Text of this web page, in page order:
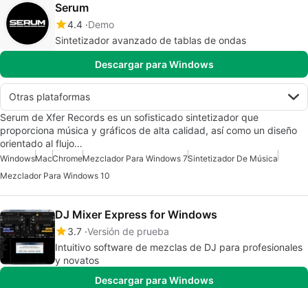
Serum
4.4 Demo
Sintetizador avanzado de tablas de ondas
Descargar para Windows
Otras plataformas
Serum de Xfer Records es un sofisticado sintetizador que
proporciona música y gráficos de alta calidad, así como un diseño
orientado al flujo…
WindowsMacChromeMezclador Para Windows 7Sintetizador De Música
Mezclador Para Windows 10
DJ Mixer Express for Windows
3.7 Versión de prueba
Intuitivo software de mezclas de DJ para profesionales
y novatos
Descargar para Windows